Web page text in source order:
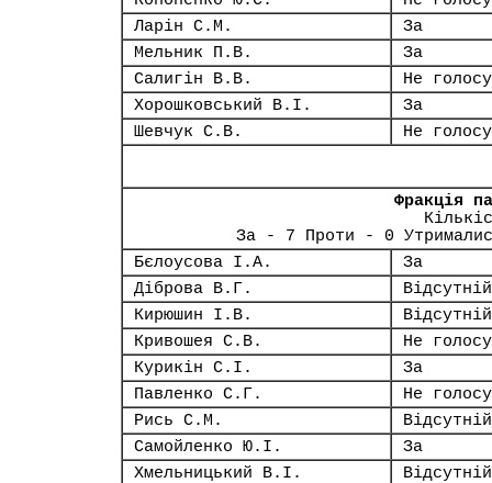
Ларін С.М.
За
Мельник П.В.
За
Салигін В.В.
Не
Хорошковський В.І.
За
Шевчук С.В.
Не
Фракція
За - 7 Проти - 0
Бєлоусова І.А.
За
Діброва В.Г.
Відсутній
Кирюшин І.В.
Відсутній
Кривошея С.В.
Не
Курикін С.І.
За
Павленко С.Г.
Не
Рись С.М.
Відсутній
Самойленко Ю.І.
За
Хмельницький В.І.
Відсутній